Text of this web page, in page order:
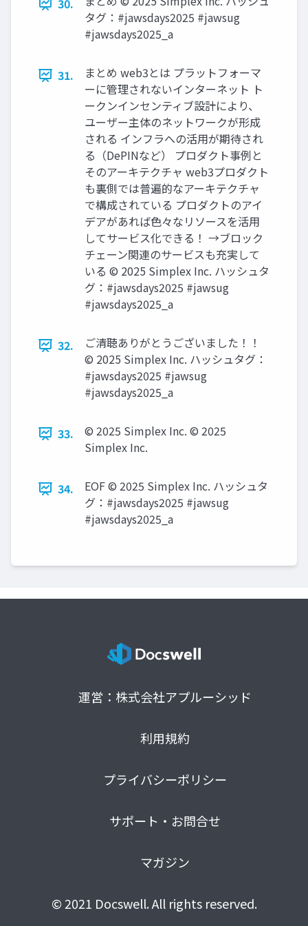
30.
タグ：#jawsdays2025 #jawsug
#jawsdays2025_a
31.
まとめ web3とは プラットフォーマ
ーに管理されないインターネット ト
ークンインセンティブ設計により、
ユーザー主体のネットワークが形成
される インフラへの活用が期待され
る（DePINなど） プロダクト事例と
そのアーキテクチャ web3プロダクト
も裏側では普遍的なアーキテクチャ
で構成されている プロダクトのアイ
デアがあれば色々なリソースを活用
してサービス化できる！ →ブロック
チェーン関連のサービスも充実して
いる © 2025 Simplex Inc. ハッシュタ
グ：#jawsdays2025 #jawsug
#jawsdays2025_a
32.
ご清聴ありがとうございました！！
© 2025 Simplex Inc. ハッシュタグ：
#jawsdays2025 #jawsug
#jawsdays2025_a
33.
© 2025 Simplex Inc. © 2025
Simplex Inc.
34.
EOF © 2025 Simplex Inc. ハッシュタ
グ：#jawsdays2025 #jawsug
#jawsdays2025_a
運営：株式会社アプルーシッド
利用規約
プライバシーポリシー
サポート・お問合せ
マガジン
© 2021 Docswell. All rights reserved.